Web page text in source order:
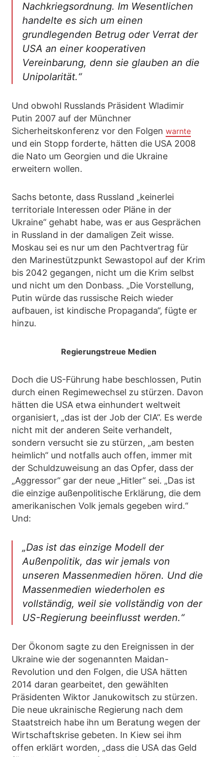
Nachkriegsordnung. Im Wesentlichen
handelte es sich um einen
grundlegenden Betrug oder Verrat der
USA an einer kooperativen
Vereinbarung, denn sie glauben an die
Unipolarität.“
Und obwohl Russlands Präsident Wladimir
Putin 2007 auf der Münchner
Sicherheitskonferenz vor den Folgen warnte
und ein Stopp forderte, hätten die USA 2008
die Nato um Georgien und die Ukraine
erweitern wollen.
Sachs betonte, dass Russland „keinerlei
territoriale Interessen oder Pläne in der
Ukraine“ gehabt habe, was er aus Gesprächen
in Russland in der damaligen Zeit wisse.
Moskau sei es nur um den Pachtvertrag für
den Marinestützpunkt Sewastopol auf der Krim
bis 2042 gegangen, nicht um die Krim selbst
und nicht um den Donbass. „Die Vorstellung,
Putin würde das russische Reich wieder
aufbauen, ist kindische Propaganda“, fügte er
hinzu.
Regierungstreue Medien
Doch die US-Führung habe beschlossen, Putin
durch einen Regimewechsel zu stürzen. Davon
hätten die USA etwa einhundert weltweit
organisiert, „das ist der Job der CIA“. Es werde
nicht mit der anderen Seite verhandelt,
sondern versucht sie zu stürzen, „am besten
heimlich“ und notfalls auch offen, immer mit
der Schuldzuweisung an das Opfer, dass der
„Aggressor“ gar der neue „Hitler“ sei. „Das ist
die einzige außenpolitische Erklärung, die dem
amerikanischen Volk jemals gegeben wird.“
Und:
„Das ist das einzige Modell der
Außenpolitik, das wir jemals von
unseren Massenmedien hören. Und die
Massenmedien wiederholen es
vollständig, weil sie vollständig von der
US-Regierung beeinflusst werden.“
Der Ökonom sagte zu den Ereignissen in der
Ukraine wie der sogenannten Maidan-
Revolution und den Folgen, die USA hätten
2014 daran gearbeitet, den gewählten
Präsidenten Wiktor Janukowitsch zu stürzen.
Die neue ukrainische Regierung nach dem
Staatstreich habe ihn um Beratung wegen der
Wirtschaftskrise gebeten. In Kiew sei ihm
offen erklärt worden, „dass die USA das Geld